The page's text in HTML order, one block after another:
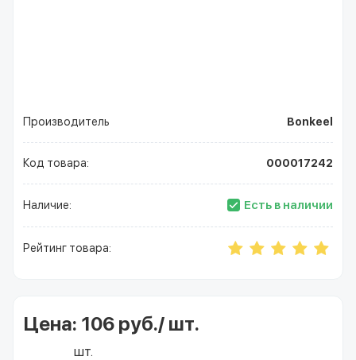
Производитель Bonkeel
Код товара: 000017242
Наличие: Есть в наличии
Рейтинг товара:
Цена: 106 руб./ шт.
шт.